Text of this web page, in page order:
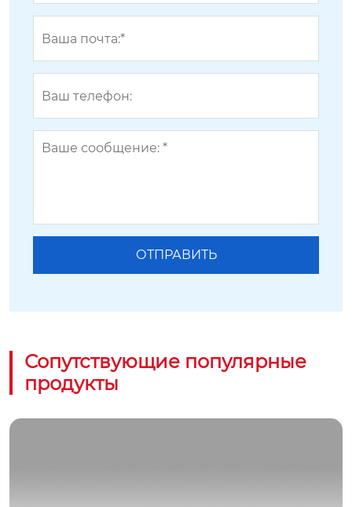
Сопутствующие популярные
продукты